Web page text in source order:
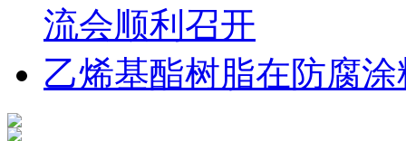
流会顺利召开
乙烯基酯树脂在防腐